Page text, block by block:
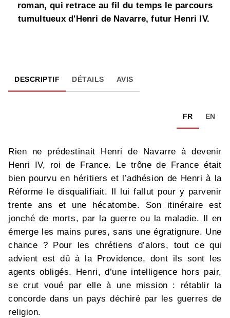
roman, qui retrace au fil du temps le parcours
tumultueux d'Henri de Navarre, futur Henri IV.
DESCRIPTIF DÉTAILS AVIS
FR EN
Rien ne prédestinait Henri de Navarre à devenir
Henri IV, roi de France. Le trône de France était
bien pourvu en héritiers et l’adhésion de Henri à la
Réforme le disqualifiait. Il lui fallut pour y parvenir
trente ans et une hécatombe. Son itinéraire est
jonché de morts, par la guerre ou la maladie. Il en
émerge les mains pures, sans une égratignure. Une
chance ? Pour les chrétiens d’alors, tout ce qui
advient est dû à la Providence, dont ils sont les
agents obligés. Henri, d’une intelligence hors pair,
se crut voué par elle à une mission : rétablir la
concorde dans un pays déchiré par les guerres de
religion.